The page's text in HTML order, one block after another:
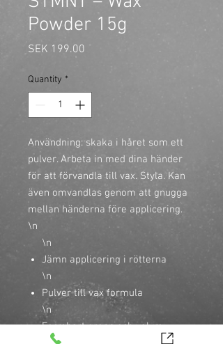
Powder 15g
SEK 199.00 Price
Quantity *
Användning: skaka i håret som ett
pulver. Arbeta in med dina händer
för att förvandla till vax. Styla. Kan
även omvandlas genom att gnugga
mellan händerna före applicering.
\n
\n
Jämn applicering i rötterna
\n
Pulver till vax formula
\n
Formbart grepp och volym